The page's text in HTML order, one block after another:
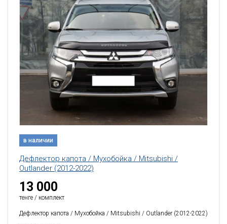
в наличии
Дефлектор капота / Мухобойка / Mitsubishi /
Outlander (2012-2022)
13 000
тенге / комплект
Дефлектор капота / Мухобойка / Mitsubishi / Outlander (2012-2022)